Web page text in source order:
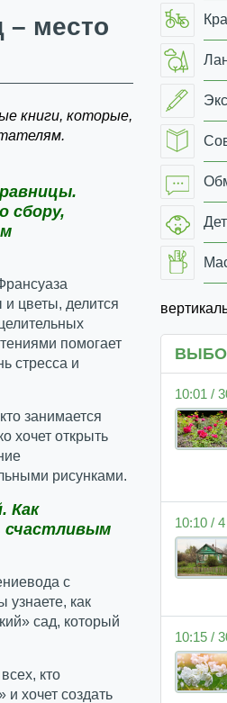
– место
книги, которые,
сбору,
цветы, делится
помогает
стресса и
занимается
хочет открыть
рисунками.
Как
счастливым
с
как
сад, который
кто
хочет создать
10:01 /
10:10 /
10:15 /